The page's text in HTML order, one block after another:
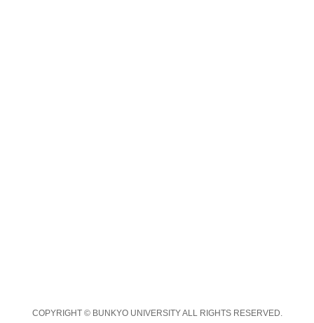
COPYRIGHT © BUNKYO UNIVERSITY ALL RIGHTS RESERVED.